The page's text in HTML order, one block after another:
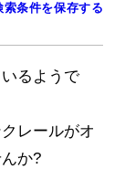
索条件を保存する
るようで
レールがオ
か?